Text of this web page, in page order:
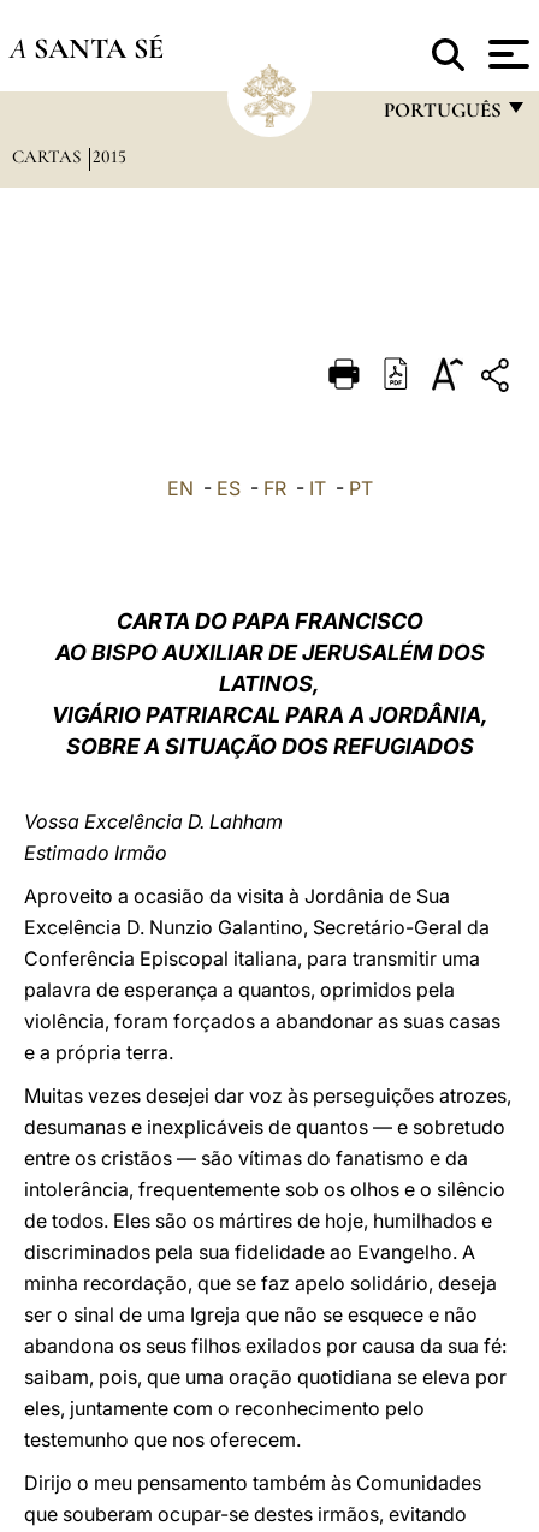
A SANTA SÉ
PORTUGUÊS
DEUTSCH
CARTAS 2015
EN - ES- FR- IT- PT
CARTA DO PAPA FRANCISCO
AO BISPO AUXILIAR DE JERUSALÉM DOS
LATINOS,
VIGÁRIO PATRIARCAL PARA A JORDÂNIA,
SOBRE A SITUAÇÃO DOS REFUGIADOS
Vossa Excelência D. Lahham
Estimado Irmão
Aproveito a ocasião da visita à Jordânia de Sua
Excelência D. Nunzio Galantino, Secretário-Geral da
Conferência Episcopal italiana, para transmitir uma
palavra de esperança a quantos, oprimidos pela
violência, foram forçados a abandonar as suas casas
e a própria terra.
Muitas vezes desejei dar voz às perseguições atrozes,
desumanas e inexplicáveis de quantos — e sobretudo
entre os cristãos — são vítimas do fanatismo e da
intolerância, frequentemente sob os olhos e o silêncio
de todos. Eles são os mártires de hoje, humilhados e
discriminados pela sua fidelidade ao Evangelho. A
minha recordação, que se faz apelo solidário, deseja
ser o sinal de uma Igreja que não se esquece e não
abandona os seus filhos exilados por causa da sua fé:
saibam, pois, que uma oração quotidiana se eleva por
eles, juntamente com o reconhecimento pelo
testemunho que nos oferecem.
Dirijo o meu pensamento também às Comunidades
que souberam ocupar-se destes irmãos, evitando